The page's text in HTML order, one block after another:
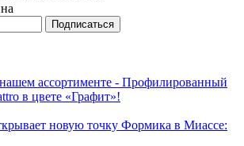
ассортименте - Профилированный
в цвете «Графит»!
новую точку Формика в Миассе: